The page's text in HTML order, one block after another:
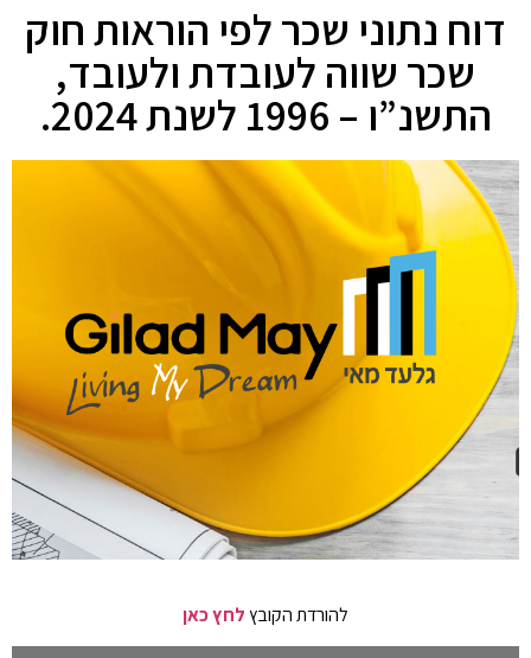
דוח נתוני שכר לפי הוראות חוק
שכר שווה לעובדת ולעובד,
התשנ”ו – 1996 לשנת 2024.
להורדת הקובץלחץ כאן